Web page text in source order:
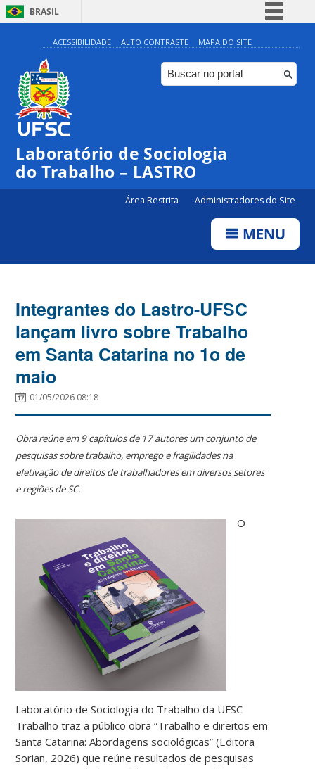
BRASIL
Simplifique!
Comunica BR
Participe
Canais
ACESSIBILIDADE ALTO CONTRASTE MAPA DO SITE
Laboratório de Sociologia
do Trabalho – LASTRO
Área Restrita Administradores do Site
MENU
Integrantes do Lastro-UFSC
lançam livro sobre Trabalho
em Santa Catarina no 1o de
maio
01/05/2026 08:18
Obra reúne em 9 capítulos de 17 autores um conjunto de
pesquisas sobre trabalho, emprego e fragilidades na
efetivação de direitos de trabalhadores em diversos setores
e regiões de SC.
O
Laboratório de Sociologia do Trabalho da UFSC
Trabalho traz a público obra “Trabalho e direitos em
Santa Catarina: Abordagens sociológicas” (Editora
Sorian, 2026) que reúne resultados de pesquisas